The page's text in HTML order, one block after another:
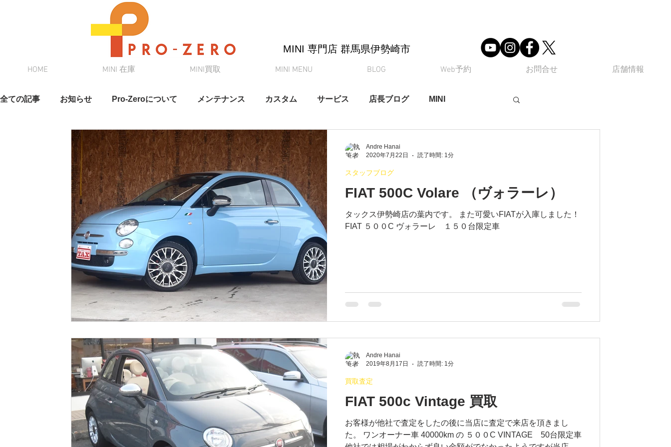
MINI 専門店 ​群馬県伊勢崎市
HOME MINI 在庫 MINI買取 MINI MENU BLOG Web予約 お問合せ 店舗情報
全ての記事 お知らせ Pro-Zeroについて メンテナンス カスタム サービス 店長ブログ MINI
スタッフブログ 奈緒さんブログ クルマ情報 納車 買取査定 MINI初心者向けシリーズ
DAMD 新車リース
FIAT 500C Volare （ヴォラーレ）
タックス伊勢崎店の葉内です。 また可愛いFIATが入庫しました！
FIAT ５００C ヴォラーレ １５０台限定車
スタッフブログ
Andre Hanai
2020年7月22日
読了時間: 1分
FIAT 500c Vintage 買取
お客様が他社で査定をしたの後に当店に査定で来店を頂きまし
た。 ワンオーナー車 40000km の ５００C VINTAGE 50台限定車
買取査定
Andre Hanai
2019年8月17日
読了時間: 1分